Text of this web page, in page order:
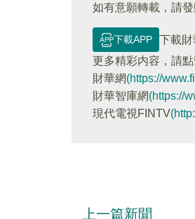
如有意願轉載，請
下載APP
下載
更多精彩内容，請點
財華網(https://
財華智庫網(https://
現代電視FINTV
上一篇新聞